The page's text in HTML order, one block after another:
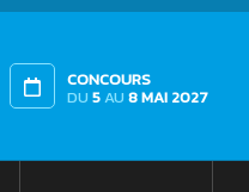
CONCOURS
DU 5AU 8 MAI 2027